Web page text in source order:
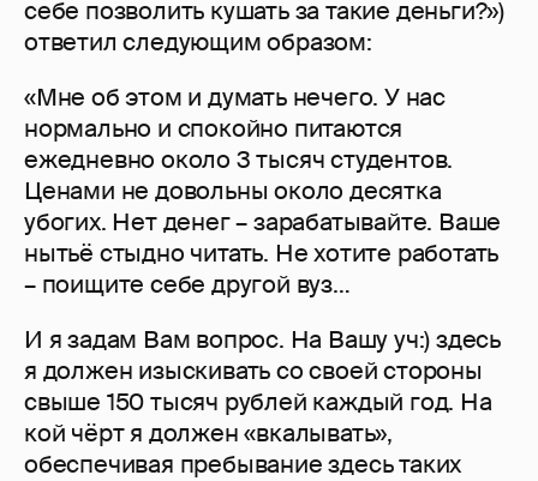
себе позволить кушать за такие деньги?»)
ответил следующим образом:
«Мне об этом и думать нечего. У нас
нормально и спокойно питаются
ежедневно около 3 тысяч студентов.
Ценами не довольны около десятка
убогих. Нет денег – зарабатывайте. Ваше
нытьё стыдно читать. Не хотите работать
– поищите себе другой вуз…
И я задам Вам вопрос. На Вашу уч:) здесь
я должен изыскивать со своей стороны
свыше 150 тысяч рублей каждый год. На
кой чёрт я должен «вкалывать»,
обеспечивая пребывание здесь таких